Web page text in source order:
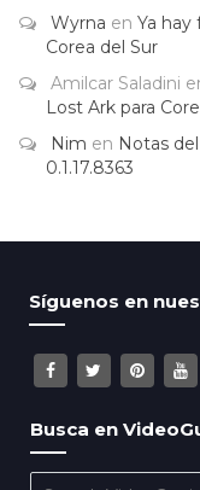
Wyrna en Ya hay
Corea del Sur
Amilcar Saladini
Lost Ark para
Nim en Notas
0.1.17.8363
Síguenos en
Busca en